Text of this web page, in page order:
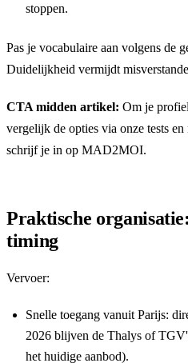
stoppen.
Pas je vocabulaire aan volgens de
Duidelijkheid vermijdt
CTA midden artikel: Om je
vergelijk de opties via onze tests en
schrijf je in op MAD2MOI.
Praktische
timing
Vervoer:
Snelle toegang vanuit Parijs:
2026 blijven de Thalys of
het huidige aanbod).